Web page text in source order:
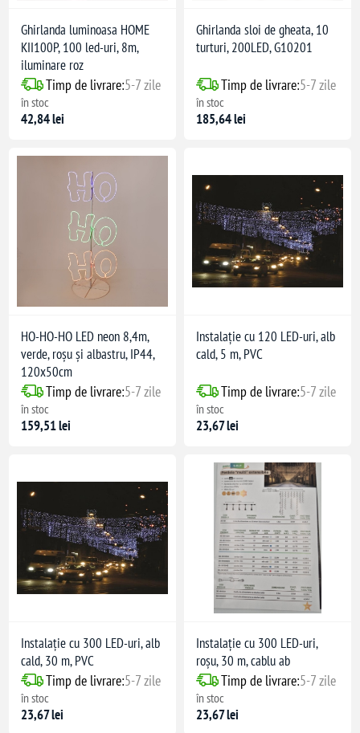
Ghirlanda luminoasa HOME
KII100P, 100 led-uri, 8m,
iluminare roz
Timp de livrare:5-7 zile
în stoc
42,84 lei
Ghirlanda sloi de gheata, 10
turturi, 200LED, G10201
Timp de livrare:5-7 zile
în stoc
185,64 lei
HO-HO-HO LED neon 8,4m,
verde, roșu și albastru, IP44,
120x50cm
Timp de livrare:5-7 zile
în stoc
159,51 lei
Instalație cu 120 LED-uri, alb
cald, 5 m, PVC
Timp de livrare:5-7 zile
în stoc
23,67 lei
Instalație cu 300 LED-uri, alb
cald, 30 m, PVC
Timp de livrare:5-7 zile
în stoc
23,67 lei
Instalație cu 300 LED-uri,
roșu, 30 m, cablu ab
Timp de livrare:5-7 zile
în stoc
23,67 lei